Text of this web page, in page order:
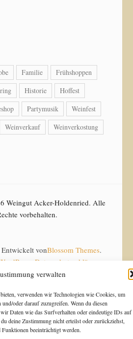
verwalten
verwenden wir Technologien wie Cookies, um
oder darauf zuzugreifen. Wenn du diesen
Daten wie das Surfverhalten oder eindeutige IDs auf
deine Zustimmung nicht erteilst oder zurückziehst,
beeinträchtigt werden.
Familie
Frühshoppen
Historie
Hoffest
Partymusik
Weinfest
Weinverkauf
Weinverkostung
Weingut Acker-Holdenried. Alle
vorbehalten.
vonBlossom Themes.
Datenschutzerklärung
der gesetzlichen MwSt.